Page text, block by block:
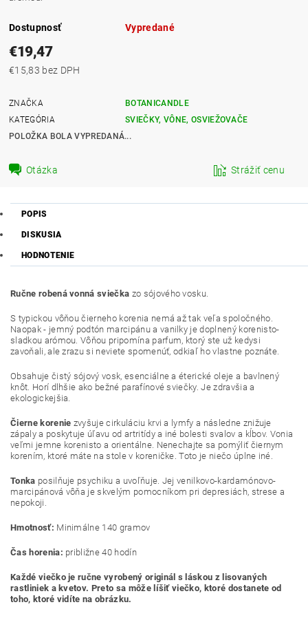
Dostupnosť Vypredané
€19,47
€15,83 bez DPH
ZNAČKA
BOTANICANDLE
KATEGÓRIA
SVIEČKY, VÔNE, OSVIEŽOVAČE
POLOŽKA BOLA VYPREDANÁ...
Otázka Strážiť cenu
POPIS
DISKUSIA
HODNOTENIE
Ručne robená vonná sviečka zo sójového vosku.
S typickou vôňou čierneho korenia nemá až tak veľa spoločného.
Naopak - jemný podtón marcipánu a vanilky je doplnený korenisto-
sladkou arómou. Vôňou pripomína parfum, ktorý ste už kedysi
zavoňali, ale zrazu si neviete spomenúť, odkiaľ ho vlastne poznáte.
Obsahuje čistý sójový vosk, esenciálne a éterické oleje a bavlnený
knôt. Horí dlhšie ako bežné parafínové sviečky. Je zdravšia a
ekologickejšia.
Čierne korenie zvyšuje cirkuláciu krvi a lymfy a následne znižuje
zápaly a poskytuje úľavu od artritídy a iné bolesti svalov a kĺbov. Vonia
veľmi jemne korenisto a orientálne. Nenechajte sa pomýliť čiernym
korením, ktoré máte na stole v koreničke. Toto je niečo úplne iné.
Tonka posilňuje psychiku a uvoľňuje. Jej venilkovo-kardamónovo-
marcipánová vôňa je skvelým pomocníkom pri depresiách, strese a
nepokoji.
Hmotnosť: Minimálne 140 gramov
Čas horenia: približne 40 hodín
Každé viečko je ručne vyrobený originál s láskou z lisovaných
rastliniek a kvetov. Preto sa môže líšiť viečko, ktoré dostanete od
toho, ktoré vidíte na obrázku.